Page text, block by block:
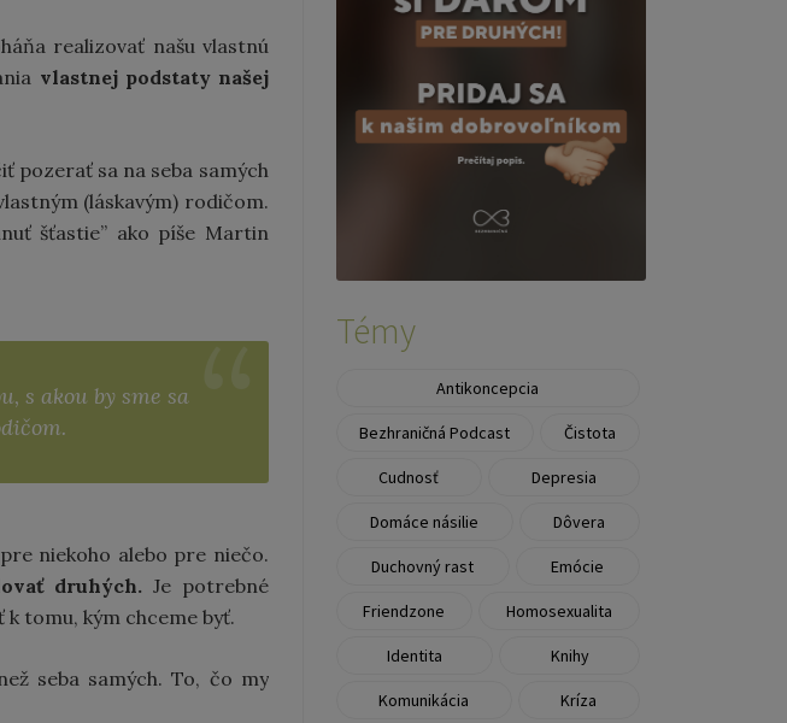
realizovať našu vlastnú
vlastnej podstaty našej
pozerať sa na seba samých
(láskavým) rodičom.
šťastie” ako píše Martin
s akou by sme sa
niekoho alebo pre niečo.
druhých. Je potrebné
tomu, kým chceme byť.
seba samých. To, čo my
Témy
Antikoncepcia
Bezhraničná Podcast Čistota
Cudnosť Depresia
Domáce násilie Dôvera
Duchovný rast Emócie
Friendzone Homosexualita
Identita Knihy
Komunikácia Kríza